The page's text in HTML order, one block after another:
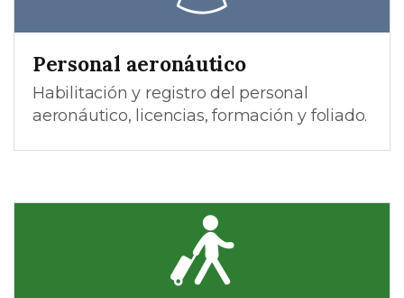
Personal aeronáutico
Habilitación y registro del personal
aeronáutico, licencias, formación y foliado.